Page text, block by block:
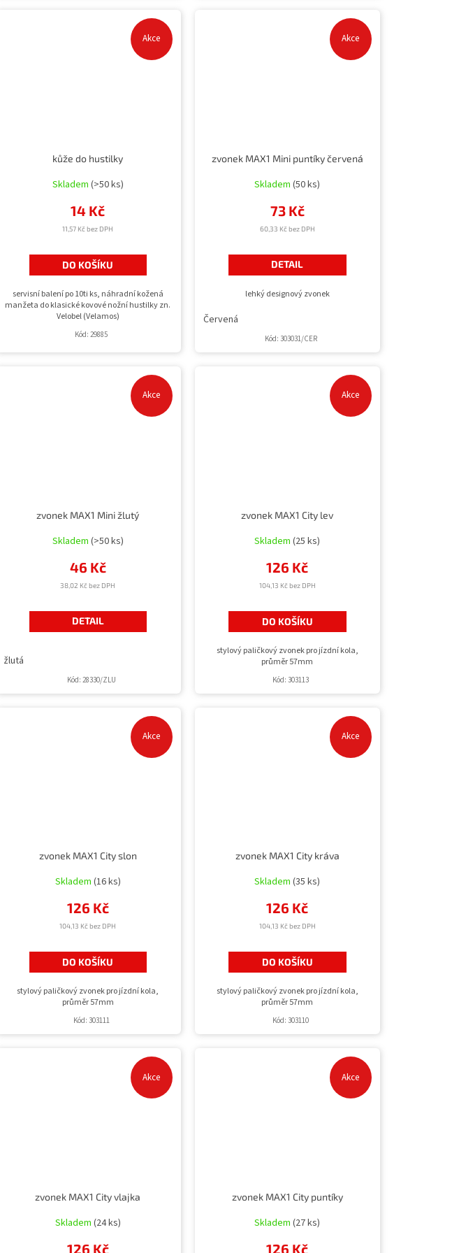
Akce
kůže do hustilky
Skladem (>50 ks)
11,57 Kč bez DPH
14 Kč
DO KOŠÍKU
servisní balení po 10ti ks, náhradní kožená
manžeta do klasické kovové nožní hustilky zn.
Velobel (Velamos)
Kód:29885
Akce
zvonek MAX1 Mini puntíky červená
Skladem(50 ks)
60,33 Kč bez DPH
73 Kč
DETAIL
lehký designový zvonek
Červená
Kód: 303031/CER
Akce
zvonek MAX1 Mini žlutý
Skladem (>50 ks)
38,02 Kč bez DPH
46 Kč
DETAIL
žlutá
Kód: 28330/ZLU
Akce
zvonek MAX1 City lev
Skladem(25 ks)
104,13 Kč bez DPH
126 Kč
DO KOŠÍKU
stylový paličkový zvonek pro jízdní kola,
průměr 57mm
Kód:303113
Akce
zvonek MAX1 City slon
Skladem (16 ks)
104,13 Kč bez DPH
126 Kč
DO KOŠÍKU
stylový paličkový zvonek pro jízdní kola,
průměr 57mm
Kód: 303111
Akce
zvonek MAX1 City kráva
Skladem(35 ks)
104,13 Kč bez DPH
126 Kč
DO KOŠÍKU
stylový paličkový zvonek pro jízdní kola,
průměr 57mm
Kód:303110
Akce
zvonek MAX1 City vlajka
Skladem (24 ks)
126 Kč
Akce
zvonek MAX1 City puntíky
Skladem(27 ks)
126 Kč